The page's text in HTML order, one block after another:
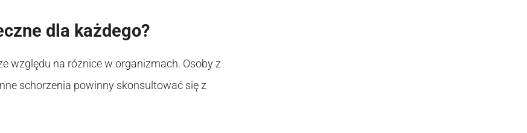
dla każdego?
względu na różnice w organizmach. Osoby z
schorzenia powinny skonsultować się z